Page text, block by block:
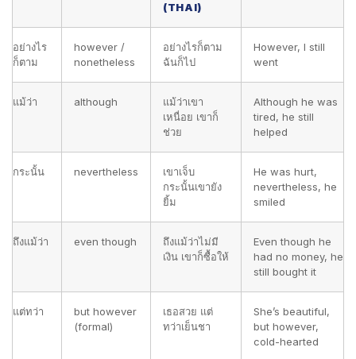
(THAI)
อย่างไร
ก็ตาม
however /
nonetheless
อย่างไรก็ตาม
ฉันก็ไป
However, I still
went
แม้ว่า although
แม้ว่าเขา
เหนื่อย เขาก็
ช่วย
Although he was
tired, he still
helped
กระนั้น nevertheless
เขาเจ็บ
กระนั้นเขายัง
ยิ้ม
He was hurt,
nevertheless, he
smiled
ถึงแม้ว่า even though
ถึงแม้ว่าไม่มี
เงิน เขาก็ซื้อให้
Even though he
had no money, he
still bought it
แต่ทว่า
but however
(formal)
เธอสวย แต่
ทว่าเย็นชา
She’s beautiful,
but however,
cold-hearted